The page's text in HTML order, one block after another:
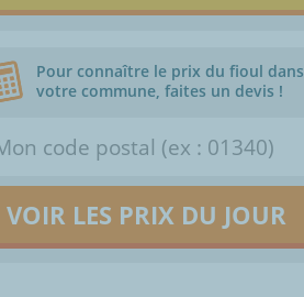
Pour connaître le prix du fioul dans
votre commune, faites un devis !
VOIR LES PRIX DU JOUR